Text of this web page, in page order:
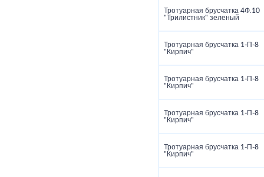
Тротуарная брусчатка 4Ф.10
"Трилистник" зеленый
Тротуарная брусчатка 1‑П‑8
"Кирпич"
Тротуарная брусчатка 1‑П‑8
"Кирпич"
Тротуарная брусчатка 1‑П‑8
"Кирпич"
Тротуарная брусчатка 1‑П‑8
"Кирпич"